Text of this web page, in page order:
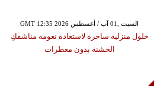
GMT 12:35 2026 السبت ,01 آب / أغسطس
حلول منزلية ساحرة لاستعادة نعومة مناشفكِ
الخشنة بدون معطرات